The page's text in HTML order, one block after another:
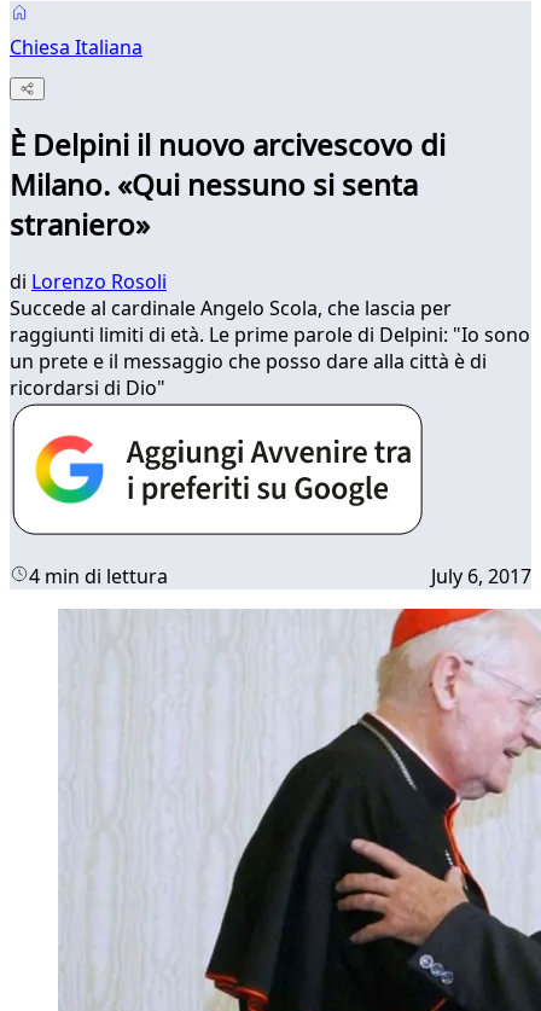
Chiesa Italiana
È Delpini il nuovo arcivescovo di
Milano. «Qui nessuno si senta
straniero»
di Lorenzo Rosoli
Succede al cardinale Angelo Scola, che lascia per
raggiunti limiti di età. Le prime parole di Delpini: "Io sono
un prete e il messaggio che posso dare alla città è di
ricordarsi di Dio"
4 min di lettura July 6, 2017